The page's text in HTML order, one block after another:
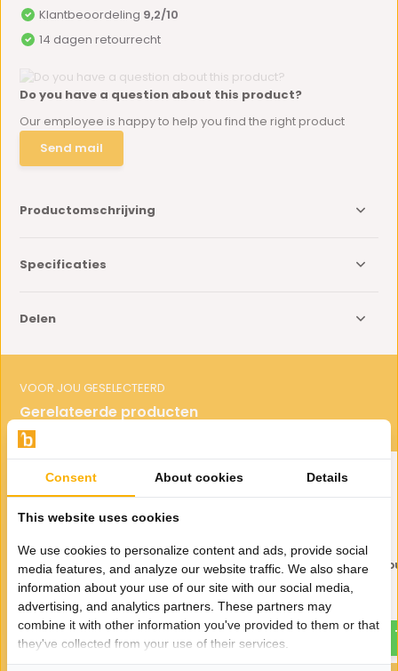
Klantbeoordeling 9,2/10
14 dagen retourrecht
Do you have a question about this product?
Our employee is happy to help you find the right product
Send mail
Productomschrijving
Specificaties
Delen
VOOR JOU GESELECTEERD
Gerelateerde producten
Elegance Decoratie bus Rond
| Extra Small
39,95
Elegance Decoratie
Hoog
35,-
Consent About cookies Details
This website uses cookies
We use cookies to personalize content and ads, provide social
media features, and analyze our website traffic. We also share
information about your use of our site with our social media,
advertising, and analytics partners. These partners may
combine it with other information you've provided to them or that
they've collected from your use of their services.